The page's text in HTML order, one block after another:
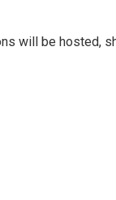
will be hosted,